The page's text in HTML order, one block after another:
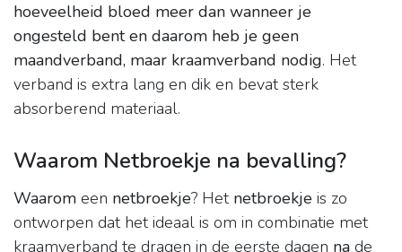
hoeveelheid bloed meer dan wanneer je
ongesteld bent en daarom heb je geen
maandverband, maar kraamverband nodig. Het
verband is extra lang en dik en bevat sterk
absorberend materiaal.
Waarom Netbroekje na bevalling?
Waarom een netbroekje? Het netbroekje is zo
ontworpen dat het ideaal is om in combinatie met
kraamverband te dragen in de eerste dagen na de